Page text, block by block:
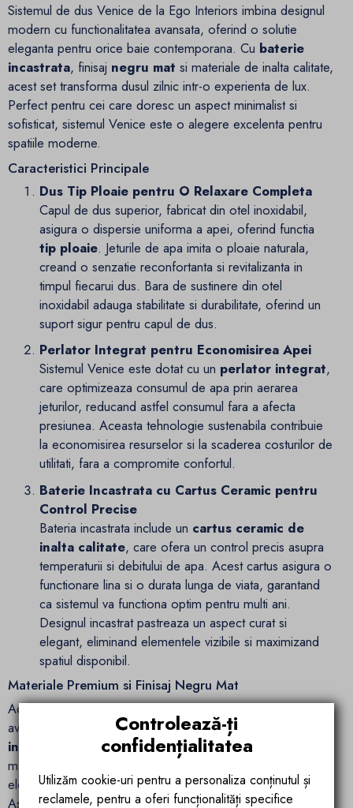
Sistemul de dus Venice de la Ego Interiors imbina designul
modern cu functionalitatea avansata, oferind o solutie
eleganta pentru orice baie contemporana. Cu baterie
incastrata, finisaj negru mat si materiale de inalta calitate,
acest set transforma dusul zilnic intr-o experienta de lux.
Perfect pentru cei care doresc un aspect minimalist si
sofisticat, sistemul Venice este o alegere excelenta pentru
spatiile moderne.
Caracteristici Principale
Dus Tip Ploaie pentru O Relaxare Completa
Capul de dus superior, fabricat din otel inoxidabil,
asigura o dispersie uniforma a apei, oferind functia
tip ploaie. Jeturile de apa imita o ploaie naturala,
creand o senzatie reconfortanta si revitalizanta in
timpul fiecarui dus. Bara de sustinere din otel
inoxidabil adauga stabilitate si durabilitate, oferind un
suport sigur pentru capul de dus.
Perlator Integrat pentru Economisirea Apei
Sistemul Venice este dotat cu un perlator integrat,
care optimizeaza consumul de apa prin aerarea
jeturilor, reducand astfel consumul fara a afecta
presiunea. Aceasta tehnologie sustenabila contribuie
la economisirea resurselor si la scaderea costurilor de
utilitati, fara a compromite confortul.
Baterie Incastrata cu Cartus Ceramic pentru
Control Precise
Bateria incastrata include un cartus ceramic de
inalta calitate, care ofera un control precis asupra
temperaturii si debitului de apa. Acest cartus asigura o
functionare lina si o durata lunga de viata, garantand
ca sistemul va functiona optim pentru multi ani.
Designul incastrat pastreaza un aspect curat si
elegant, eliminand elementele vizibile si maximizand
spatiul disponibil.
Materiale Premium si Finisaj Negru Mat
Acest sistem de dus este construit din materiale durabile,
avand
corpul din alama, panoul si accesoriile din
inoxidabil
manerul din aliaj de zinc. Combinatia de
materiale rezistente si finisajul
negru mat
elegant si sofisticat, fiind rezistent la zgarieturi si pete.
Aspectul sau modern este ideal pentru un decor minimalist,
Controlează-ți
confidențialitatea
Utilizăm cookie-uri pentru a personaliza conținutul și
reclamele, pentru a oferi funcționalități specifice